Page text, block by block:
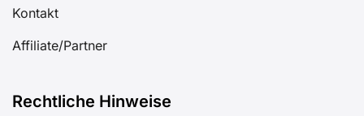
Kontakt
Affiliate/Partner
Rechtliche Hinweise